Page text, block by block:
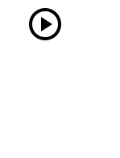
play_circle